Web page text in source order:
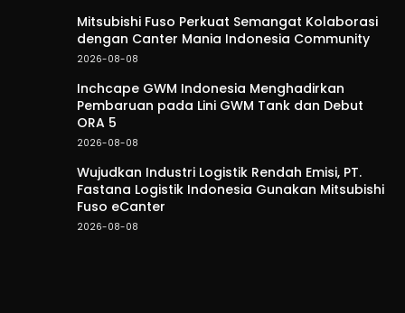
Mitsubishi Fuso Perkuat Semangat Kolaborasi
dengan Canter Mania Indonesia Community
2026-08-08
Inchcape GWM Indonesia Menghadirkan
Pembaruan pada Lini GWM Tank dan Debut
ORA 5
2026-08-08
Wujudkan Industri Logistik Rendah Emisi, PT.
Fastana Logistik Indonesia Gunakan Mitsubishi
Fuso eCanter
2026-08-08